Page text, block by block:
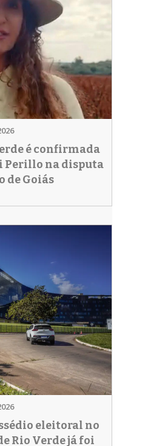
é confirmada
Perillo na disputa
de Goiás
eleitoral no
Rio Verde já foi